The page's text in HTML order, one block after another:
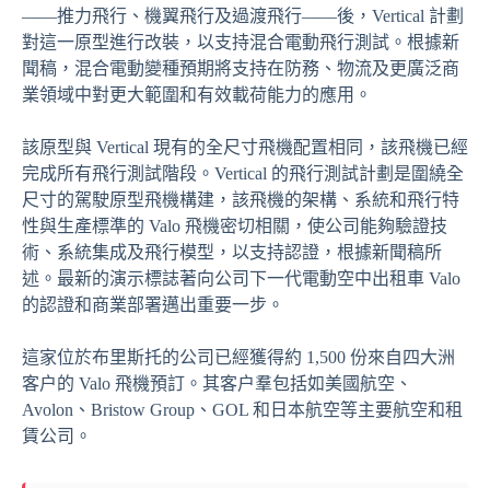
——推力飛行、機翼飛行及過渡飛行——後，Vertical 計劃
對這一原型進行改裝，以支持混合電動飛行測試。根據新
聞稿，混合電動變種預期將支持在防務、物流及更廣泛商
業領域中對更大範圍和有效載荷能力的應用。
該原型與 Vertical 現有的全尺寸飛機配置相同，該飛機已經
完成所有飛行測試階段。Vertical 的飛行測試計劃是圍繞全
尺寸的駕駛原型飛機構建，該飛機的架構、系統和飛行特
性與生產標準的 Valo 飛機密切相關，使公司能夠驗證技
術、系統集成及飛行模型，以支持認證，根據新聞稿所
述。最新的演示標誌著向公司下一代電動空中出租車 Valo
的認證和商業部署邁出重要一步。
這家位於布里斯托的公司已經獲得約 1,500 份來自四大洲
客户的 Valo 飛機預訂。其客户羣包括如美國航空、
Avolon、Bristow Group、GOL 和日本航空等主要航空和租
賃公司。